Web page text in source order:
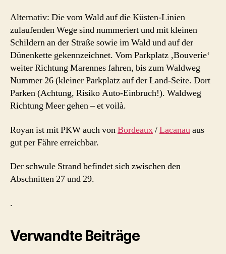
Alternativ: Die vom Wald auf die Küsten-Linien
zulaufenden Wege sind nummeriert und mit kleinen
Schildern an der Straße sowie im Wald und auf der
Dünenkette gekennzeichnet. Vom Parkplatz ‚Bouverie‘
weiter Richtung Marennes fahren, bis zum Waldweg
Nummer 26 (kleiner Parkplatz auf der Land-Seite. Dort
Parken (Achtung, Risiko Auto-Einbruch!). Waldweg
Richtung Meer gehen – et voilà.
Royan ist mit PKW auch vonBordeaux/Lacanauaus
gut per Fähre erreichbar.
Der schwule Strand befindet sich zwischen den
Abschnitten 27 und 29.
.
Verwandte Beiträge